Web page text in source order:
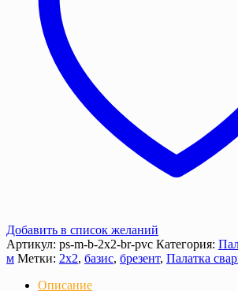
Добавить в список желаний
Артикул: ps-m-b-2x2-br-pvc Категория:
м Метки: 2х2, базис, брезент, Палатка
Описание